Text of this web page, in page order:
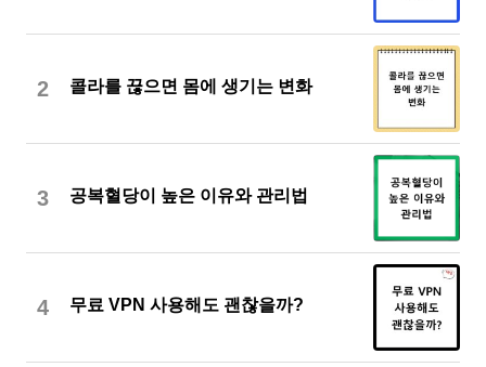
2 콜라를 끊으면 몸에 생기는 변화
3 공복혈당이 높은 이유와 관리법
4 무료 VPN 사용해도 괜찮을까?